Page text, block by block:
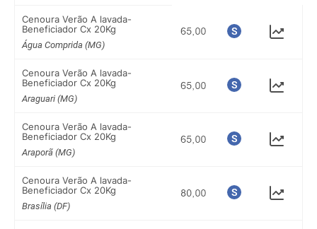
Cenoura Verão A lavada-
Beneficiador Cx 20Kg
Água Comprida (MG)
Cenoura Verão A lavada-
Beneficiador Cx 20Kg
Araguari (MG)
Cenoura Verão A lavada-
Beneficiador Cx 20Kg
Araporã (MG)
Cenoura Verão A lavada-
Beneficiador Cx 20Kg
Brasília (DF)